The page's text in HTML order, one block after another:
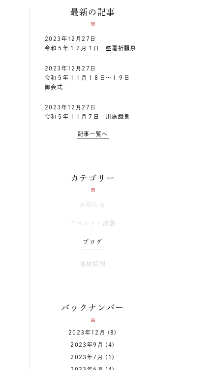
最新の記事
2023年12月27日
令和５年１２月１日 盛運祈願祭
2023年12月27日
令和５年１１月１８日～１９日
御会式
2023年12月27日
令和５年１１月７日 川施餓鬼
記事一覧へ
カテゴリー
お知らせ
イベント・活動
ブログ
地域情報
バックナンバー
2023年12月 (8)
2023年9月 (4)
2023年7月 (1)